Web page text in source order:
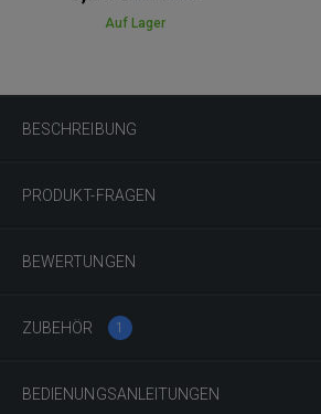
BESCHREIBUNG
PRODUKT-FRAGEN
BEWERTUNGEN
ZUBEHÖR 1
BEDIENUNGSANLEITUNGEN
Auf Lager